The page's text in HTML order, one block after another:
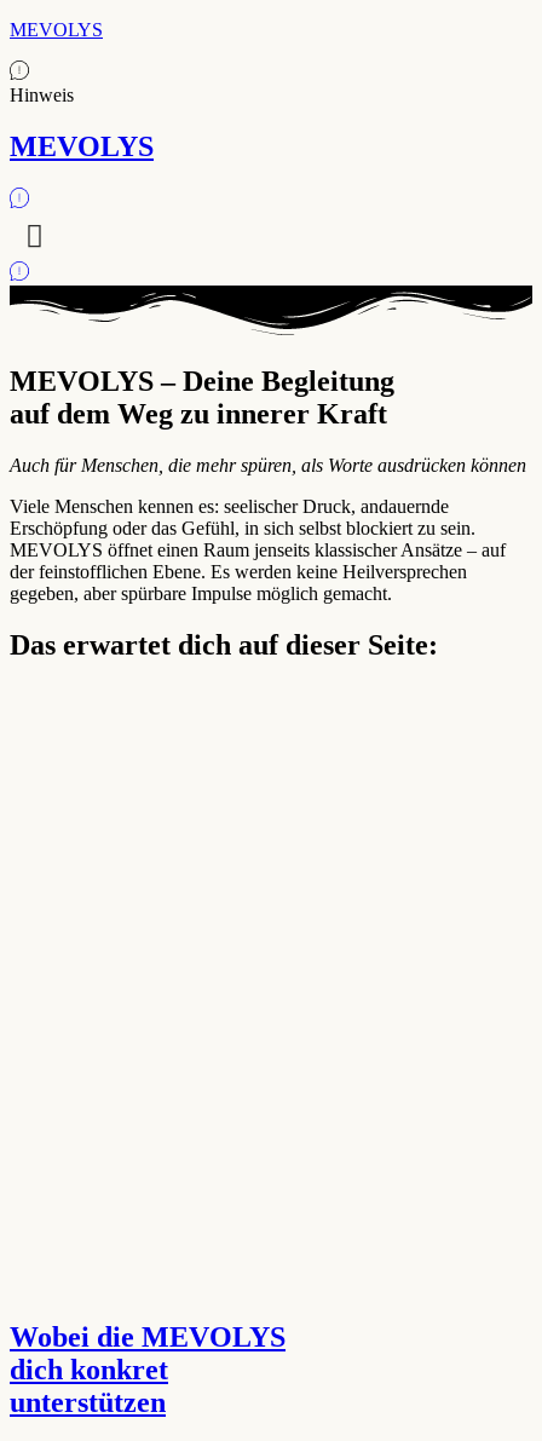
MEVOLYS
Hinweis
MEVOLYS
MEVOLYS – Deine Begleitung
auf dem Weg zu innerer Kraft
Auch für Menschen, die mehr spüren, als Worte ausdrücken können
Viele Menschen kennen es: seelischer Druck, andauernde
Erschöpfung oder das Gefühl, in sich selbst blockiert zu sein.
MEVOLYS öffnet einen Raum jenseits klassischer Ansätze – auf
der feinstofflichen Ebene. Es werden keine Heilversprechen
gegeben, aber spürbare Impulse möglich gemacht.
Das erwartet dich auf dieser Seite:
Wobei die MEVOLYS
dich konkret
unterstützen